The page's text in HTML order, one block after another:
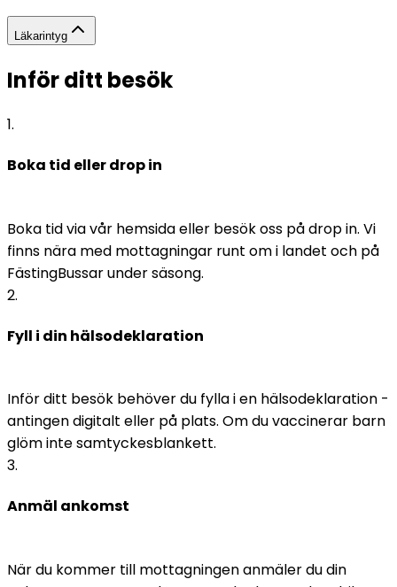
Läkarintyg
Inför ditt besök
1.
Boka tid eller drop in
Boka tid via vår hemsida eller besök oss på drop in. Vi
finns nära med mottagningar runt om i landet och på
FästingBussar under säsong.
2.
Fyll i din hälsodeklaration
Inför ditt besök behöver du fylla i en hälsodeklaration -
antingen digitalt eller på plats. Om du vaccinerar barn
glöm inte samtyckesblankett.
3.
Anmäl ankomst
När du kommer till mottagningen anmäler du din